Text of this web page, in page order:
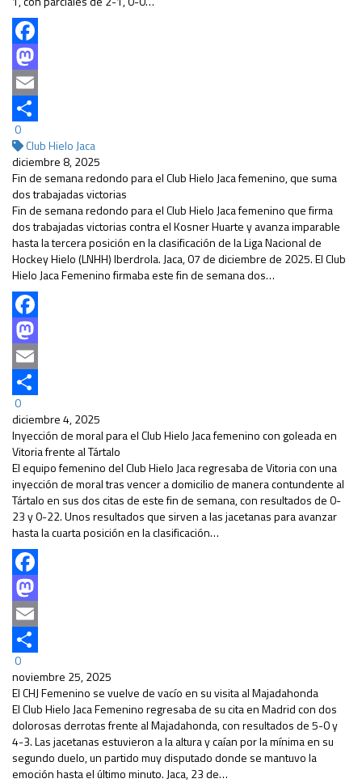
Facebook
Mastodon
Email
Compartir
0
Club Hielo Jaca
diciembre 8, 2025
Fin de semana redondo para el Club Hielo Jaca femenino, que suma
dos trabajadas victorias
Fin de semana redondo para el Club Hielo Jaca femenino que firma
dos trabajadas victorias contra el Kosner Huarte y avanza imparable
hasta la tercera posición en la clasificación de la Liga Nacional de
Hockey Hielo (LNHH) Iberdrola. Jaca, 07 de diciembre de 2025. El Club
Hielo Jaca Femenino firmaba este fin de semana dos…
Facebook
Mastodon
Email
Compartir
0
diciembre 4, 2025
Inyección de moral para el Club Hielo Jaca femenino con goleada en
Vitoria frente al Tártalo
El equipo femenino del Club Hielo Jaca regresaba de Vitoria con una
inyección de moral tras vencer a domicilio de manera contundente al
Tártalo en sus dos citas de este fin de semana, con resultados de 0-
23 y 0-22. Unos resultados que sirven a las jacetanas para avanzar
hasta la cuarta posición en la clasificación…
Facebook
Mastodon
Email
Compartir
0
noviembre 25, 2025
El CHJ Femenino se vuelve de vacío en su visita al Majadahonda
El Club Hielo Jaca Femenino regresaba de su cita en Madrid con dos
dolorosas derrotas frente al Majadahonda, con resultados de 5-0 y
4-3. Las jacetanas estuvieron a la altura y caían por la mínima en su
segundo duelo, un partido muy disputado donde se mantuvo la
emoción hasta el último minuto. Jaca, 23 de…